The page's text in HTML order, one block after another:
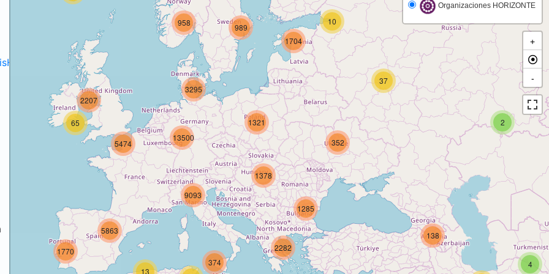
.
2
4
138
374
1285
2282
13
65
1770
5863
958
2207
1321
1378
5474
3295
9093
13500
10
37
352
989
1704
Organizaciones HORIZONTE
+
-